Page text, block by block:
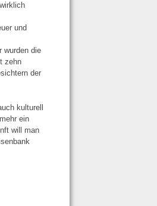
und
wurden die
zehn
der
kulturell
ein
will man